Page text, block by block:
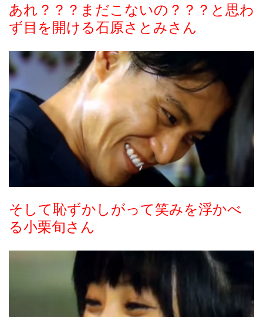
あれ？？？まだこないの？？？と思わ
ず目を開ける石原さとみさん
そして恥ずかしがって笑みを浮かべ
る小栗旬さん